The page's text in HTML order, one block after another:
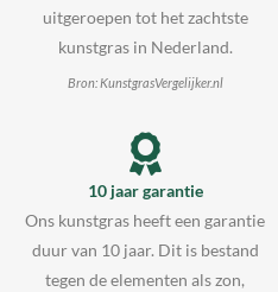
uitgeroepen tot het zachtste
kunstgras in Nederland.
Bron: KunstgrasVergelijker.nl
10 jaar garantie
Ons kunstgras heeft een garantie
duur van 10 jaar. Dit is bestand
tegen de elementen als zon,